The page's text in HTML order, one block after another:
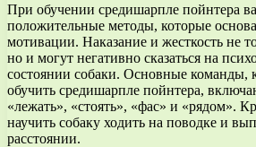
При обучении средишарпле пойнтера
положительные методы, которые
мотивации. Наказание и жесткость не
но и могут негативно сказаться на
состоянии собаки. Основные команды,
обучить средишарпле пойнтера,
«лежать», «стоять», «фас» и «рядом».
научить собаку ходить на поводке и
расстоянии.